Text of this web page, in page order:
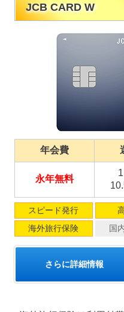
JCB CARD W
年会費
永年無料
スピード発行
海外旅行保険
国
さらに詳細情報